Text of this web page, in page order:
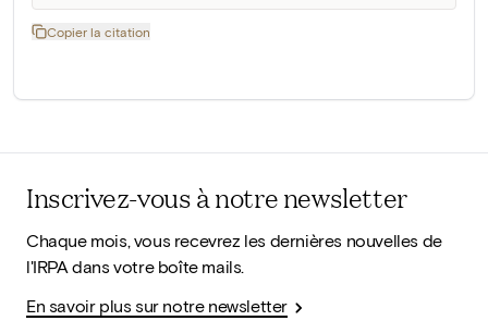
Copier la citation
Inscrivez-vous à notre newsletter
Chaque mois, vous recevrez les dernières nouvelles de
l'IRPA dans votre boîte mails.
En savoir plus sur notre newsletter